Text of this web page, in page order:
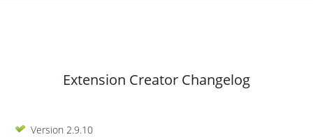
Extension Creator Changelog
Version 2.9.10